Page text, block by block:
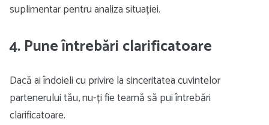
suplimentar pentru analiza situației.
4. Pune întrebări clarificatoare
Dacă ai îndoieli cu privire la sinceritatea cuvintelor
partenerului tău, nu-ți fie teamă să pui întrebări
clarificatoare.